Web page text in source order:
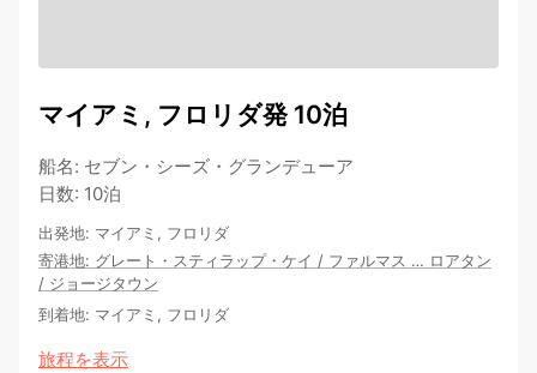
マイアミ, フロリダ発 10泊
船名: セブン・シーズ・グランデューア
日数: 10泊
出発地: マイアミ, フロリダ
寄港地: グレート・スティラップ・ケイ / ファルマス … ロアタン
/ ジョージタウン
到着地: マイアミ, フロリダ
旅程を表示